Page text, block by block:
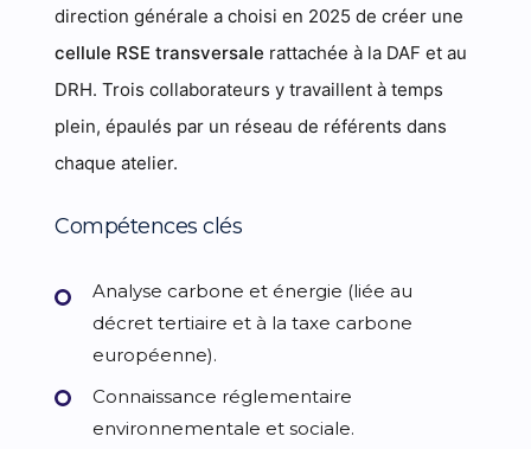
direction générale a choisi en 2025 de créer une
cellule RSE transversale rattachée à la DAF et au
DRH. Trois collaborateurs y travaillent à temps
plein, épaulés par un réseau de référents dans
chaque atelier.
Compétences clés
Analyse carbone et énergie (liée au
décret tertiaire et à la taxe carbone
européenne).
Connaissance réglementaire
environnementale et sociale.